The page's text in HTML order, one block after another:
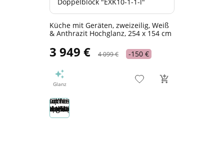
Küche mit Geräten, zweizeilig, Weiß
& Anthrazit Hochglanz, 254 x 154 cm
3 949 € 4 099 € -150 €
Glanz